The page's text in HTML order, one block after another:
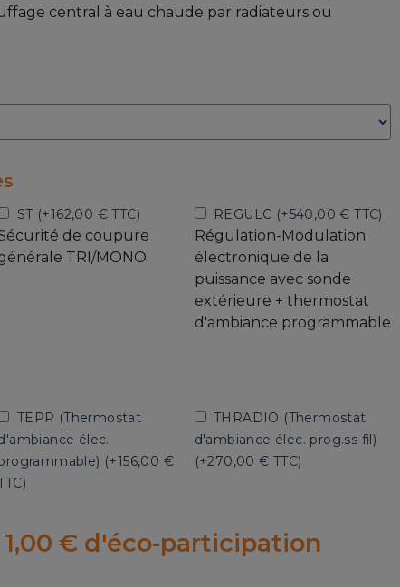
central à eau chaude par radiateurs ou
ST‎ (+162,00 € TTC)
de coupure
TRI/MONO
REGULC (+540,00 € TTC)
Régulation-Modulation
électronique de la
puissance avec sonde
extérieure + thermostat
d'ambiance programmable
TEPP (Thermostat
élec.
(+156,00 €
)
THRADIO (Thermostat
d'ambiance élec. prog.ss fil)
(+270,00 € TTC)
€ d'éco-participation